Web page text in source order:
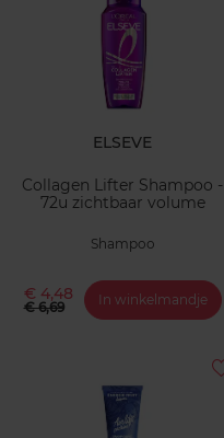
ELSEVE
Collagen Lifter Shampoo -
72u zichtbaar volume
Shampoo
€ 4,48
€ 6,69 In winkelmandje